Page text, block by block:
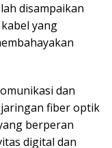
disampaikan
yang
dan
fiber optik
berperan
digital dan